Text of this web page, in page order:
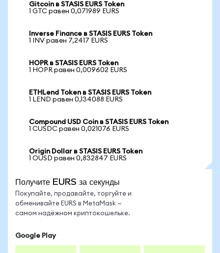
Gitcoin в STASIS EURS Token
1 GTC равен 0,071989 EURS
Inverse Finance в STASIS EURS Token
1 INV равен 7,2417 EURS
HOPR в STASIS EURS Token
1 HOPR равен 0,009602 EURS
ETHLend Token в STASIS EURS Token
1 LEND равен 0,134088 EURS
Compound USD Coin в STASIS EURS Token
1 CUSDC равен 0,021076 EURS
Origin Dollar в STASIS EURS Token
1 OUSD равен 0,832847 EURS
Получите EURS за секунды
Покупайте, продавайте, торгуйте и
обменивайте EURS в MetaMask —
самом надёжном криптокошельке.
Google Play